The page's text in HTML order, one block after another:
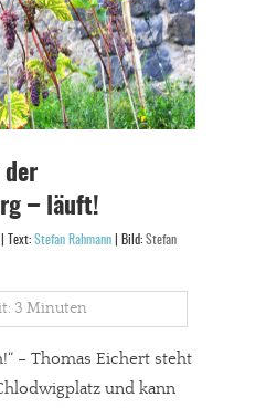
der
– läuft!
Text: Stefan Rahmann | Bild: Stefan
3 Minuten
– Thomas Eichert steht
und kann